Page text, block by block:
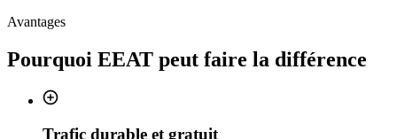
Avantages
Pourquoi EEAT peut faire la différence
Trafic durable et gratuit